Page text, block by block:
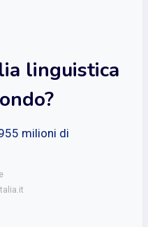
linguistica
milioni di